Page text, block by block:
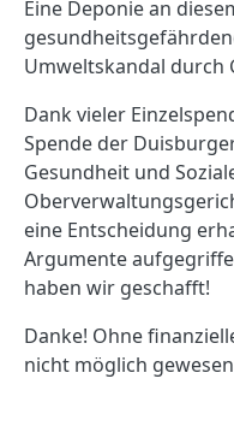
Eine Deponie an
Umweltskandal durch
Dank vieler
Spende der
Gesundheit und
eine Entscheidung
Argumente
haben wir geschafft!
Danke! Ohne
nicht möglich